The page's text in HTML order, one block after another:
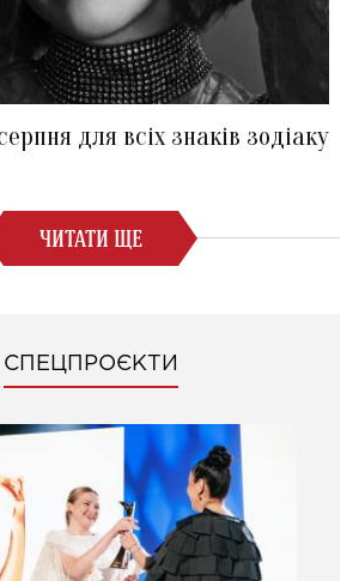
для всіх знаків зодіаку
ЧИТАТИ ЩЕ
СПЕЦПРОЄКТИ